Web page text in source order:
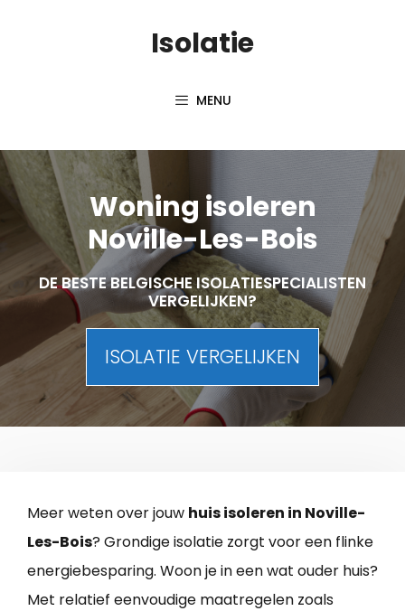
Isolatie
MENU
Woning isoleren
Noville-Les-Bois
DE BESTE BELGISCHE ISOLATIESPECIALISTEN
VERGELIJKEN?
ISOLATIE VERGELIJKEN
Meer weten over jouw huis isoleren in Noville-
Les-Bois? Grondige isolatie zorgt voor een flinke
energiebesparing. Woon je in een wat ouder huis?
Met relatief eenvoudige maatregelen zoals